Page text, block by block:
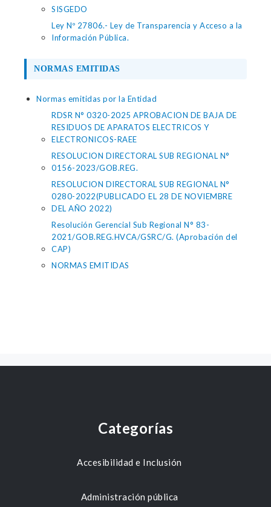
SISGEDO
Ley Nº 27806.- Ley de Transparencia y Acceso a la
Información Pública.
NORMAS EMITIDAS
Normas emitidas por la Entidad
RDSR N° 0320-2025 APROBACION DE BAJA DE
RESIDUOS DE APARATOS ELECTRICOS Y
ELECTRONICOS-RAEE
RESOLUCION DIRECTORAL SUB REGIONAL N°
0156-2023/GOB.REG.
RESOLUCION DIRECTORAL SUB REGIONAL N°
0280-2022(PUBLICADO EL 28 DE NOVIEMBRE
DEL AÑO 2022)
Resolución Gerencial Sub Regional N° 83-
2021/GOB.REG.HVCA/GSRC/G. (Aprobación del
CAP)
NORMAS EMITIDAS
Categorías
Accesibilidad e Inclusión
Administración pública